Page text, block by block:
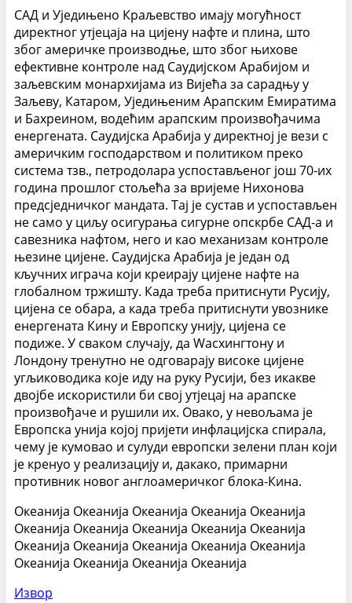
САД и Уједињено Краљевство имају могућност
директног утјецаја на цијену нафте и плина, што
због америчке производње, што због њихове
ефективне контроле над Саудијском Арабијом и
заљевским монархијама из Вијећа за сарадњу у
Заљеву, Катаром, Уједињеним Арапским Емиратима
и Бахреином, водећим арапским произвођачима
енергената. Саудијска Арабија у директној је вези с
америчким господарством и политиком преко
система тзв., петродолара успостављеног још 70-их
година прошлог стољећа за вријеме Ниxонова
предсједничког мандата. Тај је сустав и успостављен
не само у циљу осигурања сигурне опскрбе САД-а и
савезника нафтом, него и као механизам контроле
њезине цијене. Саудијска Арабија је један од
кључних играча који креирају цијене нафте на
глобалном тржишту. Када треба притиснути Русију,
цијена се обара, а када треба притиснути увознике
енергената Кину и Европску унију, цијена се
подиже. У сваком случају, да Wасхингтону и
Лондону тренутно не одговарају високе цијене
угљиководика које иду на руку Русији, без икакве
двојбе искористили би свој утјецај на арапске
произвођаче и рушили их. Овако, у невољама је
Европска унија којој пријети инфлацијска спирала,
чему је кумовао и сулуди европски зелени план који
је кренуо у реализацију и, дакако, примарни
противник новог англоамеричког блока-Кина.
Океанија Океанија Океанија Океанија Океанија
Океанија Океанија Океанија Океанија Океанија
Океанија Океанија Океанија Океанија Океанија
Океанија Океанија Океанија Океанија
Извор